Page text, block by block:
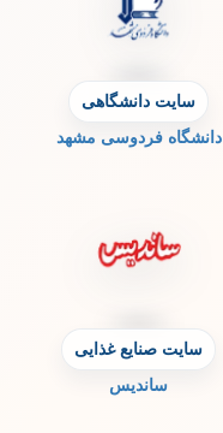
سایت دانشگاهی
دانشگاه فردوسی مشهد
سایت صنایع غذایی
ساندیس